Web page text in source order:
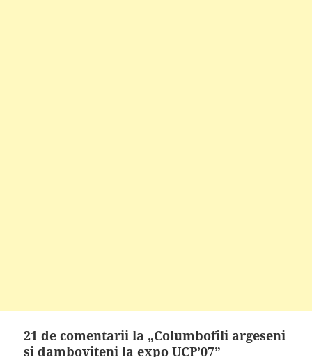
21 de comentarii la „Columbofili argeseni
si damboviteni la expo UCP’07”